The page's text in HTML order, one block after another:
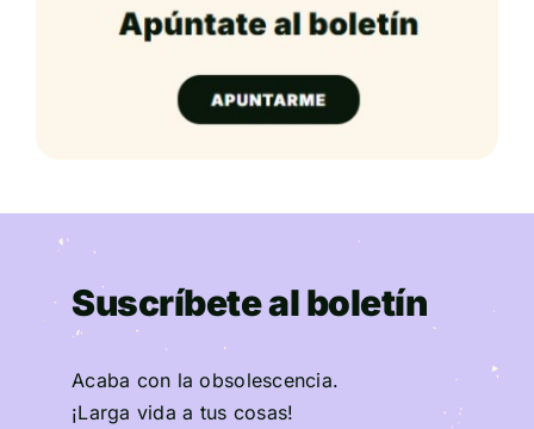
Suscríbete al boletín
Acaba con la obsolescencia.
¡Larga vida a tus cosas!